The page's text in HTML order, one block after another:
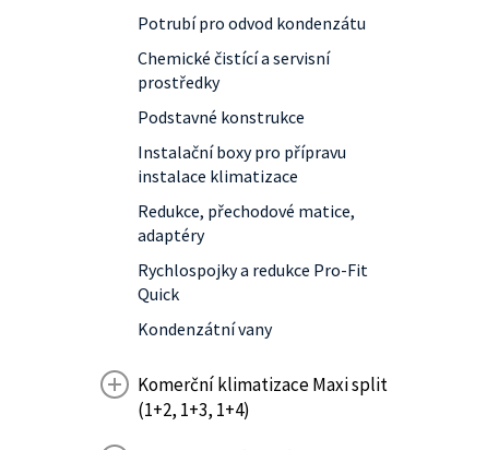
Potrubí pro odvod kondenzátu
Chemické čistící a servisní
prostředky
Podstavné konstrukce
Instalační boxy pro přípravu
instalace klimatizace
Redukce, přechodové matice,
adaptéry
Rychlospojky a redukce Pro-Fit
Quick
Kondenzátní vany
Komerční klimatizace Maxi split
(1+2, 1+3, 1+4)